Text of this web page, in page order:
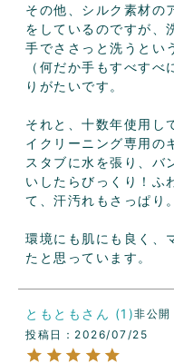
その他、シルク素材の
をしているのですが、
手でささっと洗うとい
（何だか手もすべす
りがたいです。
それと、十数年使用し
イクリーニング専用の
スタブに水を張り、バ
いしたらびっくり！ふ
て、汗汚れもさっぱり
環境にも肌にも良く、
たと思っています。
ともとも 1
非公開
投稿日
2026/07/25